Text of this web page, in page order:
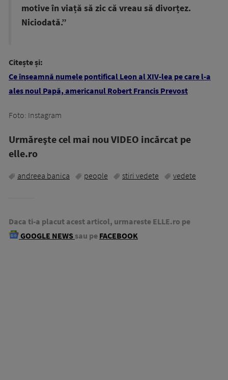
motive în viață să zic că vreau să divorțez.
Niciodată.”
Citește și:
Ce înseamnă numele pontifical Leon al XIV-lea pe care l-a
ales noul Papă, americanul Robert Francis Prevost
Foto: Instagram
Urmăreşte cel mai nou VIDEO incărcat pe
elle.ro
andreea banica people stiri vedete vedete
Daca ti-a placut acest articol, urmareste ELLE.ro pe
GOOGLE NEWS sau pe FACEBOOK